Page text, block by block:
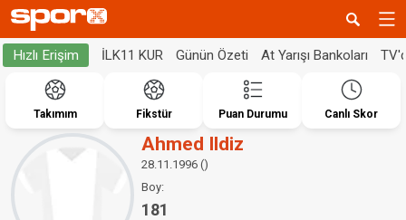
Hızlı Erişim İLK11 KUR Günün Özeti At Yarışı Bankoları
Takımım Fikstür Puan Durumu Canlı Skor
Ahmed Ildiz
28.11.1996 ()
Boy:
181